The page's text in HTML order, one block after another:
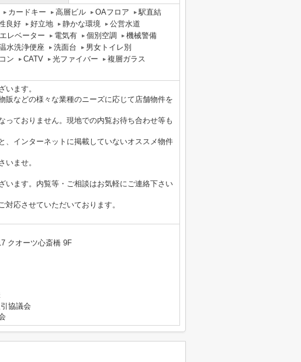
カードキー 高層ビル OAフロア
駅直結
良好 好立地 静かな環境
公営水道
エレベーター 電気有 個別空調
機械警備
水洗浄便座 洗面台
男女トイレ別
ン CATV 光ファイバー
複層ガラス
います。
販などの様々な業種のニーズに応じて店舗物件を
っておりません。現地での内覧お待ち合わせ等も
、インターネットに掲載していないオススメ物件
いませ。
います。内覧等・ご相談はお気軽にご連絡下さい
応させていただいております。
クオーツ心斎橋 9F
協議会